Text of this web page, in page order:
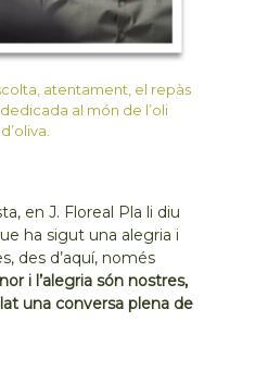
atentament, el repàs
al món de l’oli
d’oliva.
en J. Floreal Pla li diu
ha sigut una alegria i
des d’aquí, només
i l’alegria són nostres,
una conversa plena de